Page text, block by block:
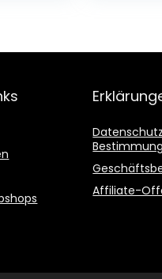
Monaten
Affiliate-